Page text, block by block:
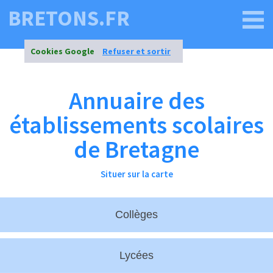
Cookies Google Refuser et sortir
BRETONS.FR
Annuaire des
établissements scolaires
de Bretagne
Situer sur la carte
Collèges
Tel: 02 99 50 51 14
Lycées